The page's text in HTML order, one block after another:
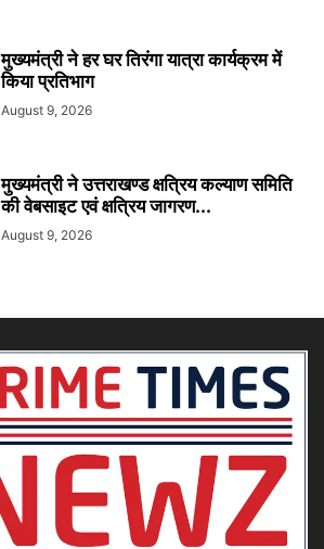
मुख्यमंत्री ने हर घर तिरंगा यात्रा कार्यक्रम में
किया प्रतिभाग
August 9, 2026
मुख्यमंत्री ने उत्तराखण्ड क्षत्रिय कल्याण समिति
की वेबसाइट एवं क्षत्रिय जागरण...
August 9, 2026